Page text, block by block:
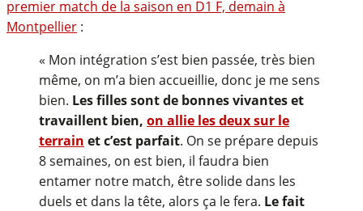
premier match de la saison en D1 F, demain à
Montpellier :
« Mon intégration s’est bien passée, très bien
même, on m’a bien accueillie, donc je me sens
bien. Les filles sont de bonnes vivantes et
travaillent bien, on allie les deux sur le
terrain et c’est parfait. On se prépare depuis
8 semaines, on est bien, il faudra bien
entamer notre match, être solide dans les
duels et dans la tête, alors ça le fera. Le fait